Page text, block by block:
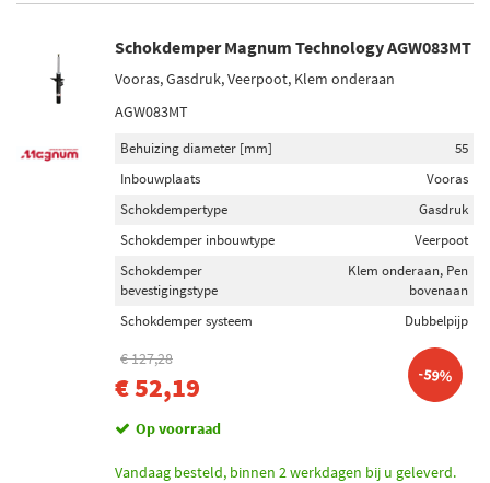
Schokdemper Magnum Technology AGW083MT
Vooras, Gasdruk, Veerpoot, Klem onderaan
AGW083MT
Behuizing diameter [mm]
55
Inbouwplaats
Vooras
Schokdempertype
Gasdruk
Schokdemper inbouwtype
Veerpoot
Schokdemper
bevestigingstype
Klem onderaan, Pen
bovenaan
Schokdemper systeem
Dubbelpijp
€ 127,28
€ 52,19 -59%
Op voorraad
Vandaag besteld, binnen 2 werkdagen bij u geleverd.